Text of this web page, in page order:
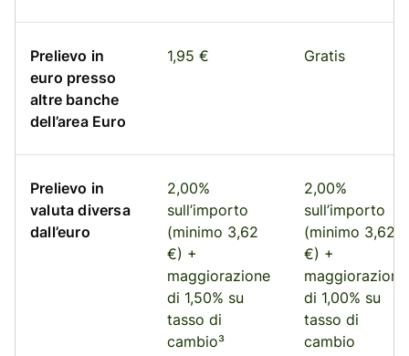
Prelievo in
euro presso
altre banche
dell’area Euro
1,95 € Gratis
Prelievo in
valuta diversa
dall’euro
2,00%
sull’importo
(minimo 3,62
€) +
maggiorazione
di 1,50% su
tasso di
cambio³
2,00%
sull’importo
(minimo 3,62
€) +
maggiorazione
di 1,00% su
tasso di
cambio